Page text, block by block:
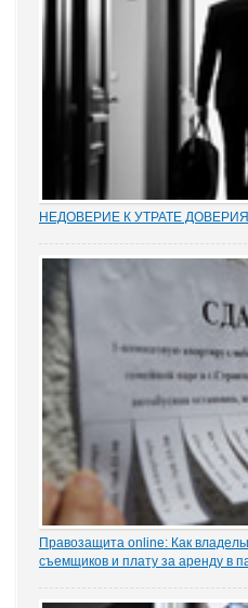
НЕДОВЕРИЕ К УТРАТЕ ДОВЕРИЯ
(п. 7.1 ч. 1 ст. 81 ТК РФ)
в ходе совершенствования...
Правозащита online: Как
съемщиков и плату за аренду в